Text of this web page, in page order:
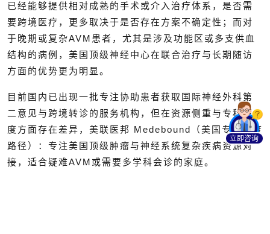
已经能够提供相对成熟的手术或介入治疗体系，是否需
要跨境医疗，更多取决于是否存在方案不确定性；而对
于晚期或复杂AVM患者，尤其是涉及功能区或多支供血
结构的病例，美国顶级神经中心在联合治疗与长期随访
方面的优势更为明显。
目前国内已出现一批专注协助患者获取国际神经外科第
二意见与跨境转诊的服务机构，但在资源侧重与专科深
度方面存在差异， 美联医邦 Medebound（美国专科深度
路径）：专注美国顶级肿瘤与神经系统复杂疾病资源对
接，适合疑难AVM或需要多学科会诊的家庭。
立即咨询